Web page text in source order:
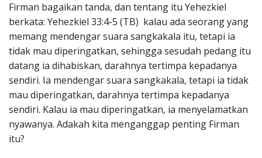
Firman bagaikan tanda, dan tentang itu Yehezkiel
berkata: Yehezkiel 33:4-5 (TB) kalau ada seorang yang
memang mendengar suara sangkakala itu, tetapi ia
tidak mau diperingatkan, sehingga sesudah pedang itu
datang ia dihabiskan, darahnya tertimpa kepadanya
sendiri. Ia mendengar suara sangkakala, tetapi ia tidak
mau diperingatkan, darahnya tertimpa kepadanya
sendiri. Kalau ia mau diperingatkan, ia menyelamatkan
nyawanya. Adakah kita menganggap penting Firman
itu?